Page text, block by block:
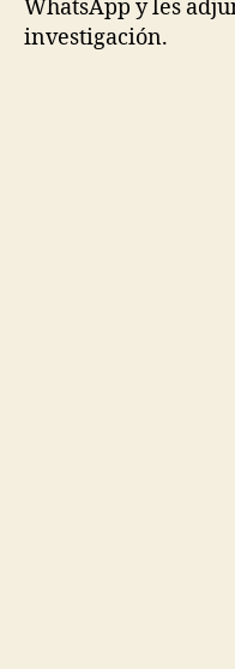
WhatsApp y les
investigación.